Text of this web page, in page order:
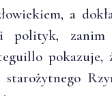
a
polityk, zanim
pokazuje,